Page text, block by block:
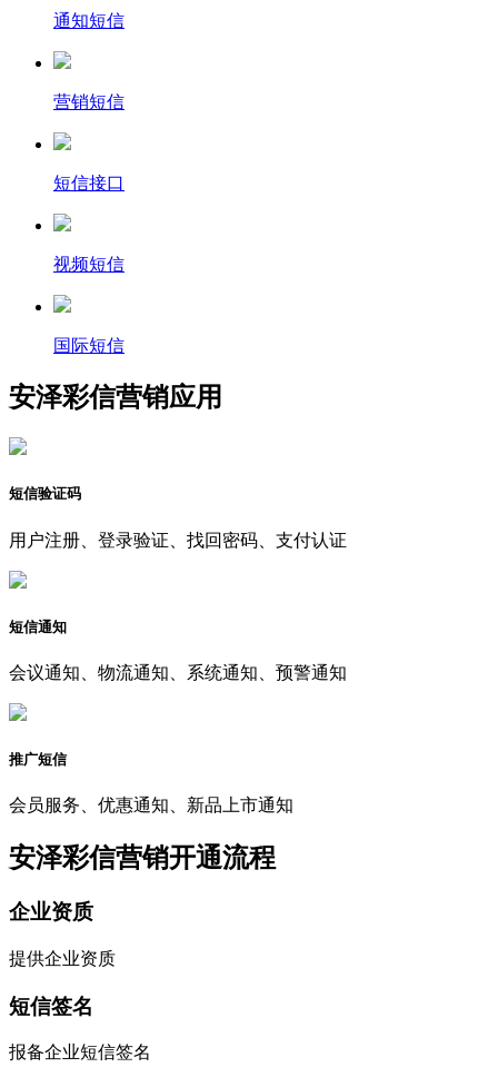
通知短信
营销短信
短信接口
视频短信
国际短信
安泽彩信营销应用
短信验证码
用户注册、登录验证、找回密码、支付认证
短信通知
会议通知、物流通知、系统通知、预警通知
推广短信
会员服务、优惠通知、新品上市通知
安泽彩信营销开通流程
企业资质
提供企业资质
短信签名
报备企业短信签名